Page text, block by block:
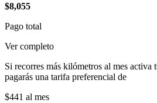
$8,055
Pago total
Ver completo
Si recorres más kilómetros al mes activa
pagarás una tarifa preferencial de
$441 al mes